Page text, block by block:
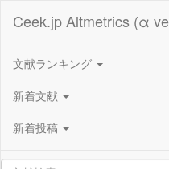
Ceek.jp Altmetrics (α
文献ランキング
新着文献
新着投稿